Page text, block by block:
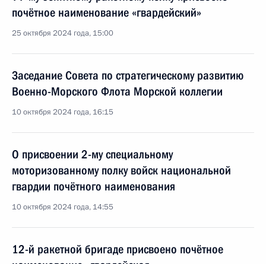
почётное наименование «гвардейский»
25 октября 2024 года, 15:00
Заседание Совета по стратегическому развитию
Военно-Морского Флота Морской коллегии
10 октября 2024 года, 16:15
О присвоении 2-му специальному
моторизованному полку войск национальной
гвардии почётного наименования
10 октября 2024 года, 14:55
12-й ракетной бригаде присвоено почётное